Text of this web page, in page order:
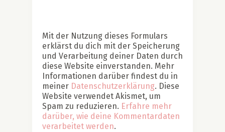
Mit der Nutzung dieses Formulars
erklärst du dich mit der Speicherung
und Verarbeitung deiner Daten durch
diese Website einverstanden. Mehr
Informationen darüber findest du in
meiner Datenschutzerklärung. Diese
Website verwendet Akismet, um
Spam zu reduzieren. Erfahre mehr
darüber, wie deine Kommentardaten
verarbeitet werden.